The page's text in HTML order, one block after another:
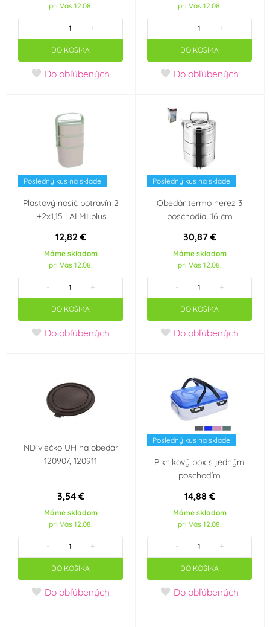
pri Vás 12.08.
- +
DO KOŠÍKA
Do obľúbených
pri Vás 12.08.
- +
DO KOŠÍKA
Do obľúbených
Posledný kus na sklade
Plastový nosič potravín 2
l+2x1,15 l ALMI plus
12,82 €
Máme skladom
pri Vás 12.08.
- +
DO KOŠÍKA
Do obľúbených
Posledný kus na sklade
Obedár termo nerez 3
poschodia, 16 cm
30,87 €
Máme skladom
pri Vás 12.08.
- +
DO KOŠÍKA
Do obľúbených
ND viečko UH na obedár
120907, 120911
3,54 €
Máme skladom
pri Vás 12.08.
- +
DO KOŠÍKA
Do obľúbených
Posledný kus na sklade
Piknikový box s jedným
poschodím
14,88 €
Máme skladom
pri Vás 12.08.
- +
DO KOŠÍKA
Do obľúbených